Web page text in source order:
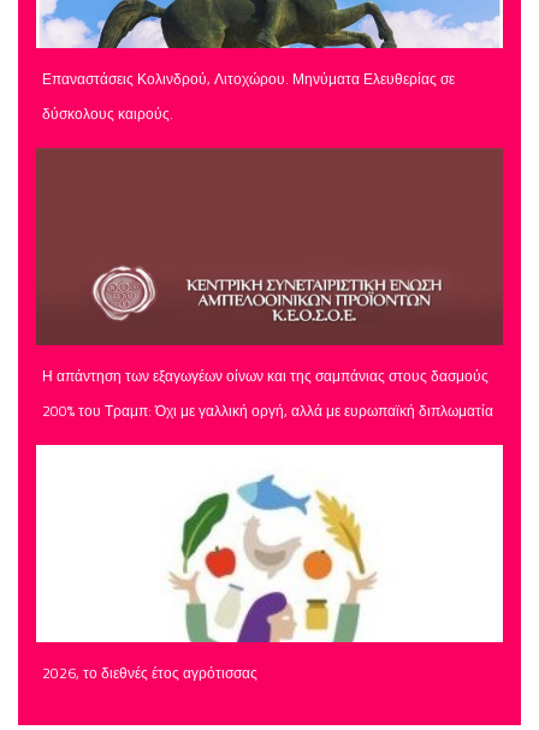
Επαναστάσεις Κολινδρού, Λιτοχώρου. Μηνύματα Ελευθερίας σε
δύσκολους καιρούς.
Η απάντηση των εξαγωγέων οίνων και της σαμπάνιας στους δασμούς
200% του Τραμπ: Όχι με γαλλική οργή, αλλά με ευρωπαϊκή διπλωματία
2026, το διεθνές έτος αγρότισσας